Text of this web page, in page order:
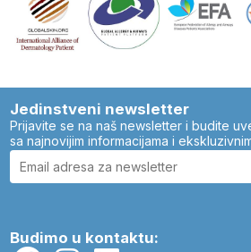
Jedinstveni newsletter
Prijavite se na naš newsletter i budite
sa najnovijim informacijama i
Budimo u kontaktu: